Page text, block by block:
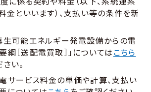
金といいます）、支払い等の条件を新
生可能エネルギー発電設備からの電
綱［送配電買取］」についてはこちら
い。
サービス料金の単価や計算、支払い